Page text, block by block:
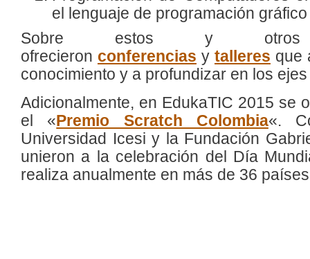
el lenguaje de programación
Sobre estos y
ofrecieron conferencias y talleres que
conocimiento y a profundizar en los
Adicionalmente, en EdukaTIC 2015 se
el «Premio Scratch Colombia«.
Universidad Icesi y la Fundación
unieron a la celebración del Día
realiza anualmente en más de 36